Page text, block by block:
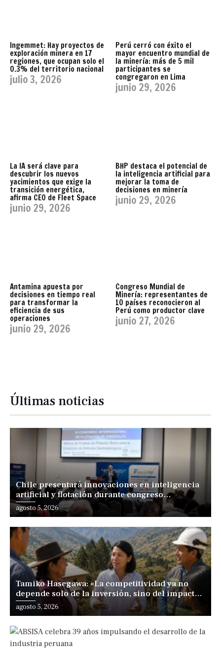
Ingemmet: Hay proyectos de
exploración minera en 17
regiones, que ocupan solo el
0.3% del territorio nacional
julio 3, 2026
Perú cerró con éxito el
mayor encuentro mundial de
la minería: más de 5 mil
participantes se
congregaron en Lima
junio 29, 2026
La IA será clave para
descubrir los nuevos
yacimientos que exige la
transición energética,
afirma CEO de Fleet Space
junio 29, 2026
BHP destaca el potencial de
la inteligencia artificial para
mejorar la toma de
decisiones en minería
junio 29, 2026
Antamina apuesta por
decisiones en tiempo real
para transformar la
eficiencia de sus
operaciones
junio 29, 2026
Congreso Mundial de
Minería: representantes de
10 países reconocieron al
Perú como productor clave
junio 27, 2026
Últimas noticias
Chile presentará innovaciones en inteligencia
artificial y flotación durante congreso
internacional en Lima
agosto 5, 2026
Tamiko Hasegawa: «La competitividad ya no
depende solo de la inversión, sino del impacto
positivo en los territorios y las personas»
agosto 5, 2026